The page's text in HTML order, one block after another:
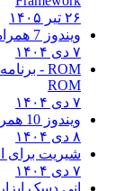
۲۶ تیر ۱۴۰۵
ویندوز 7 همراه آپدیت 7 SP1
۷ دی ۱۴۰۴
ROM - برنامه نرو | ابزار رایت حرفه ای و
ROM
۷ دی ۱۴۰۴
ویندوز 10 همراه آپدیت 10 22H2
۸ دی ۱۴۰۴
شیریت برای
۷ دی ۱۴۰۴
انی دسک